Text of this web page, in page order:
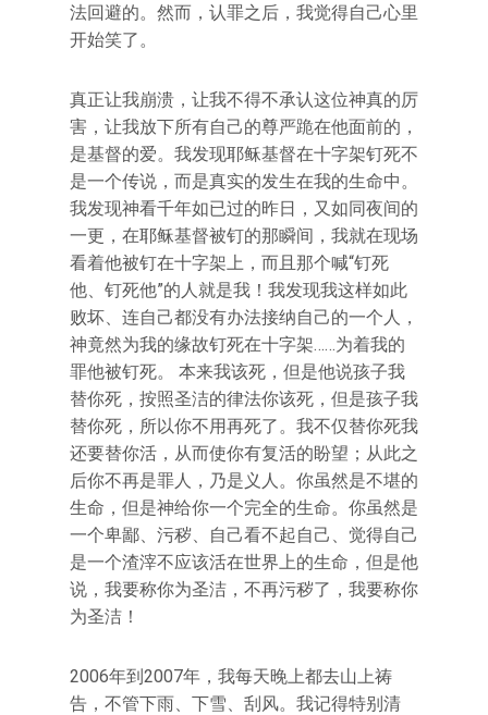
法回避的。然而，认罪之后，我觉得自己心里
开始笑了。
真正让我崩溃，让我不得不承认这位神真的厉
害，让我放下所有自己的尊严跪在他面前的，
是基督的爱。我发现耶稣基督在十字架钉死不
是一个传说，而是真实的发生在我的生命中。
我发现神看千年如已过的昨日，又如同夜间的
一更，在耶稣基督被钉的那瞬间，我就在现场
看着他被钉在十字架上，而且那个喊“钉死
他、钉死他”的人就是我！我发现我这样如此
败坏、连自己都没有办法接纳自己的一个人，
神竟然为我的缘故钉死在十字架……为着我的
罪他被钉死。 本来我该死，但是他说孩子我
替你死，按照圣洁的律法你该死，但是孩子我
替你死，所以你不用再死了。我不仅替你死我
还要替你活，从而使你有复活的盼望；从此之
后你不再是罪人，乃是义人。你虽然是不堪的
生命，但是神给你一个完全的生命。你虽然是
一个卑鄙、污秽、自己看不起自己、觉得自己
是一个渣滓不应该活在世界上的生命，但是他
说，我要称你为圣洁，不再污秽了，我要称你
为圣洁！
2006年到2007年，我每天晚上都去山上祷
告，不管下雨、下雪、刮风。我记得特别清